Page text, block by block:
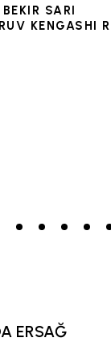
BEKIR SARI
KENGASHI
ERSAĞ